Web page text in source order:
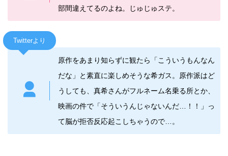
部間違えてるのよね。
じゅじゅ ステ。
Twitterより
原作をあまり知らずに観たら「こういうもんなん
だな」と素直に楽しめそうな希ガス。
原作派はど
うしても、真希さんがフルネーム名乗る所とか、
映画の件で「そういうんじゃないんだ…！！」っ
て脳が拒否反応起こしちゃうので…。